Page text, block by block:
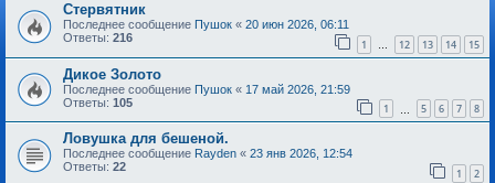
Стервятник
Последнее сообщение Пушок « 20 июн 2026, 06:11
Ответы: 216 1 … 12 13 14 15
Дикое Золото
Последнее сообщение Пушок « 17 май 2026, 21:59
Ответы: 105 1 5 6 7 8
Ловушка для бешеной.
Последнее сообщение Rayden « 23 янв 2026, 12:54
Ответы: 22 1 2